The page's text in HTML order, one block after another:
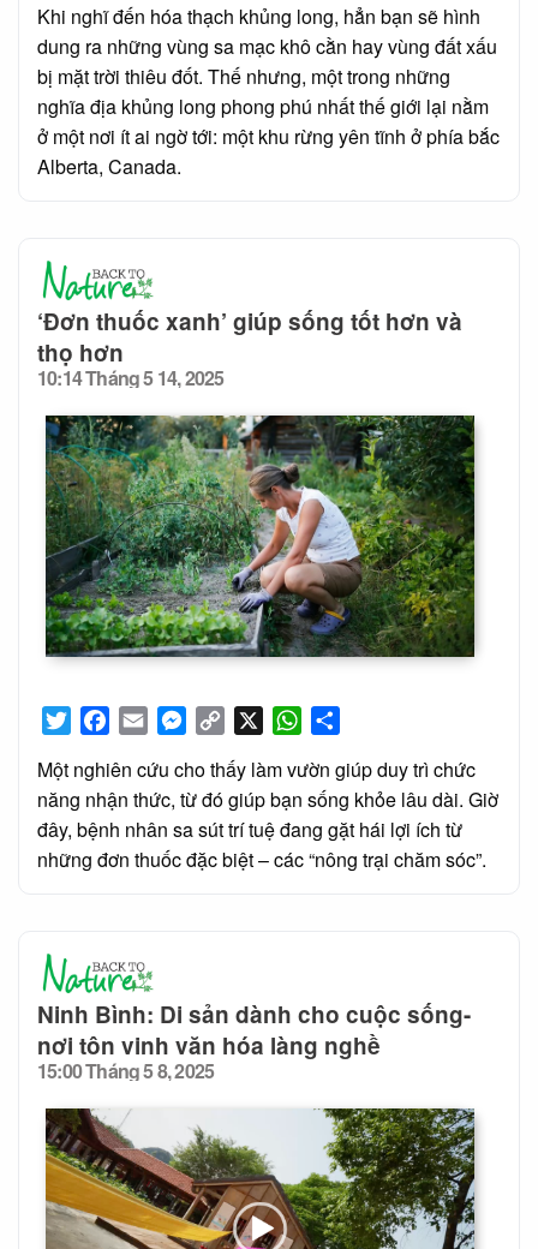
Khi nghĩ đến hóa thạch khủng long, hẳn bạn sẽ hình
dung ra những vùng sa mạc khô cằn hay vùng đất xấu
bị mặt trời thiêu đốt. Thế nhưng, một trong những
nghĩa địa khủng long phong phú nhất thế giới lại nằm
ở một nơi ít ai ngờ tới: một khu rừng yên tĩnh ở phía bắc
Alberta, Canada.
TwitterFacebook
Email Messenger
Copy
WhatsApp
Một nghiên cứu cho thấy làm vườn giúp duy trì chức
năng nhận thức, từ đó giúp bạn sống khỏe lâu dài. Giờ
đây, bệnh nhân sa sút trí tuệ đang gặt hái lợi ích từ
những đơn thuốc đặc biệt – các “nông trại chăm sóc”.
‘Đơn thuốc xanh’ giúp sống tốt hơn và
thọ hơn
Posted
on
10:14 Tháng 5 14, 2025
Ninh Bình: Di sản dành cho cuộc sống-
nơi tôn vinh văn hóa làng nghề
Posted
on
15:00 Tháng 5 8, 2025